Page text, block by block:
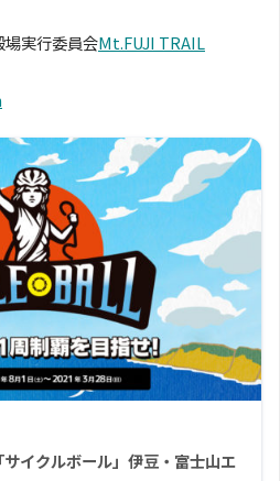
場実行委員会Mt.FUJI TRAIL
イクルボール」伊豆・富士山エ